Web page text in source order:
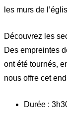
les murs de
Découvrez les
Des empreintes
ont été tournés,
nous offre cet
Durée :